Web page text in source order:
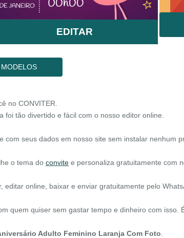
EDITAR
no CONVITER.
foi tão divertido e fácil com o nosso editor online.
com seus dados em nosso site sem instalar nenhum
o tema do convite e personaliza gratuitamente com
editar online, baixar e enviar gratuitamente pelo
quem quiser sem gastar tempo e dinheiro com isso.
Adulto Feminino Laranja Com Foto